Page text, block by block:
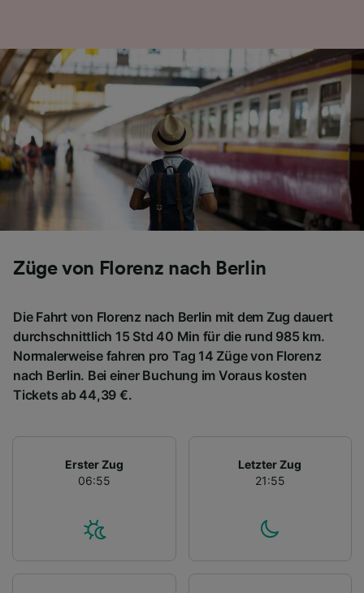
Züge von Florenz nach Berlin
Die Fahrt von Florenz nach Berlin mit dem Zug dauert
durchschnittlich 15 Std 40 Min für die rund 985 km.
Normalerweise fahren pro Tag 14 Züge von Florenz
nach Berlin. Bei einer Buchung im Voraus kosten
Tickets ab 44,39 €.
Erster Zug
06:55
Letzter Zug
21:55